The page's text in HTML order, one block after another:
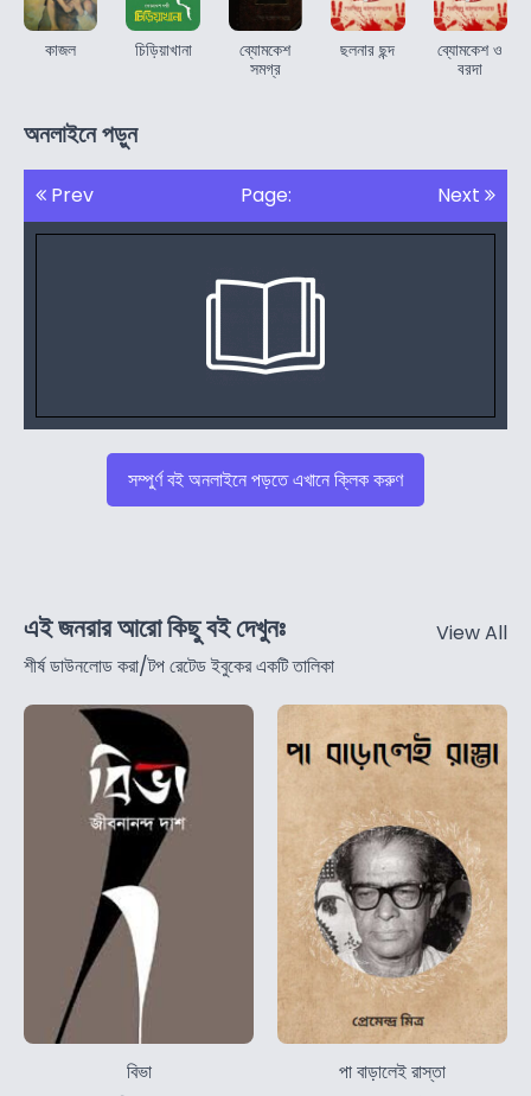
কাজল চিড়িয়াখানা
ব্যোমকেশ
সমগ্র
ছলনার ছন্দ
ব্যোমকেশ ও
বরদা
অনলাইনে পড়ুন
Prev Page: Next
সম্পুর্ণ বই অনলাইনে পড়তে এখানে ক্লিক করুণ
এই জনরার আরো কিছু বই দেখুনঃ
শীর্ষ ডাউনলোড করা/টপ রেটেড ইবুকের একটি তালিকা
View All
বিভা পা বাড়ালেই রাস্তা